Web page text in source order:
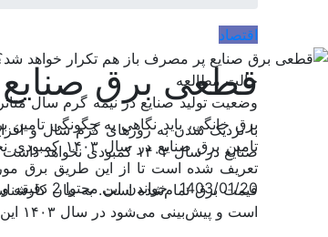
اقتصاد
قطعی برق
با نزدیک شدن به روزهای گرم سال و
صنایع در سال ۱۴۰۳ کمبودی نخواهد داشت
1403/01/20
خواندن این محتوا 2 دقیقه و 55 ثانیه زمان می‌برد
حالت مطالعه
وضعیت تولید صنایع در نیمه‌‌ گرم سال
برق خانگی، باید نگاهی به چگونگی
تعریف شده است تا از این طریق برق
است و پیش‌بینی می‌شود در سال ۱۴۰۳ این افزایش شدت یابد.